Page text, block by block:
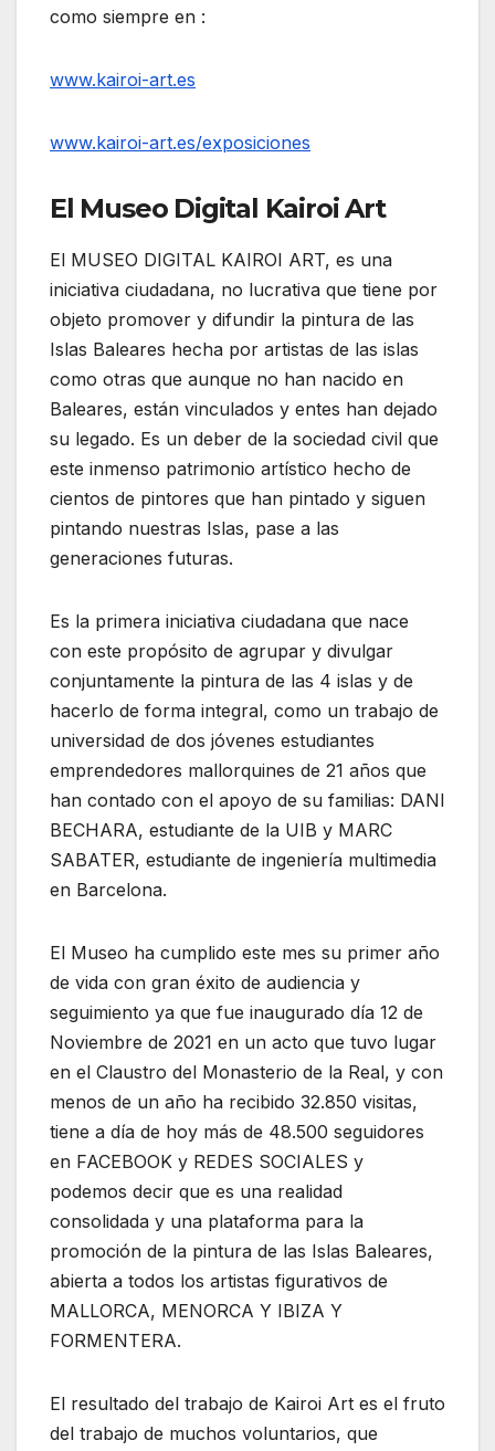
como siempre en :
www.kairoi-art.es
www.kairoi-art.es/exposiciones
El Museo Digital Kairoi Art
El MUSEO DIGITAL KAIROI ART, es una
iniciativa ciudadana, no lucrativa que tiene por
objeto promover y difundir la pintura de las
Islas Baleares hecha por artistas de las islas
como otras que aunque no han nacido en
Baleares, están vinculados y entes han dejado
su legado. Es un deber de la sociedad civil que
este inmenso patrimonio artístico hecho de
cientos de pintores que han pintado y siguen
pintando nuestras Islas, pase a las
generaciones futuras.
Es la primera iniciativa ciudadana que nace
con este propósito de agrupar y divulgar
conjuntamente la pintura de las 4 islas y de
hacerlo de forma integral, como un trabajo de
universidad de dos jóvenes estudiantes
emprendedores mallorquines de 21 años que
han contado con el apoyo de su familias: DANI
BECHARA, estudiante de la UIB y MARC
SABATER, estudiante de ingeniería multimedia
en Barcelona.
El Museo ha cumplido este mes su primer año
de vida con gran éxito de audiencia y
seguimiento ya que fue inaugurado día 12 de
Noviembre de 2021 en un acto que tuvo lugar
en el Claustro del Monasterio de la Real, y con
menos de un año ha recibido 32.850 visitas,
tiene a día de hoy más de 48.500 seguidores
en FACEBOOK y REDES SOCIALES y
podemos decir que es una realidad
consolidada y una plataforma para la
promoción de la pintura de las Islas Baleares,
abierta a todos los artistas figurativos de
MALLORCA, MENORCA Y IBIZA Y
FORMENTERA.
El resultado del trabajo de Kairoi Art es el fruto
del trabajo de muchos voluntarios, que